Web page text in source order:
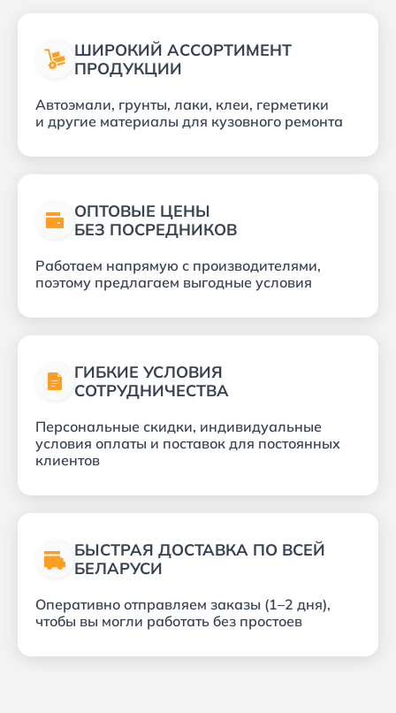
ШИРОКИЙ АССОРТИМЕНТ
ПРОДУКЦИИ
Автоэмали, грунты, лаки, клеи, герметики
и другие материалы для кузовного ремонта
ОПТОВЫЕ ЦЕНЫ
БЕЗ ПОСРЕДНИКОВ
Работаем напрямую с производителями,
поэтому предлагаем выгодные условия
ГИБКИЕ УСЛОВИЯ
СОТРУДНИЧЕСТВА
Персональные скидки, индивидуальные
условия оплаты и поставок для постоянных
клиентов
БЫСТРАЯ ДОСТАВКА ПО ВСЕЙ
БЕЛАРУСИ
Оперативно отправляем заказы (1–2 дня),
чтобы вы могли работать без простоев